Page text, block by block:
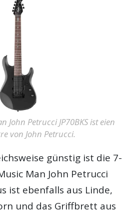
John Petrucci JP70BKS ist eien
von John Petrucci.
günstig ist die 7-
Man John Petrucci
ist ebenfalls aus Linde,
und das Griffbrett aus